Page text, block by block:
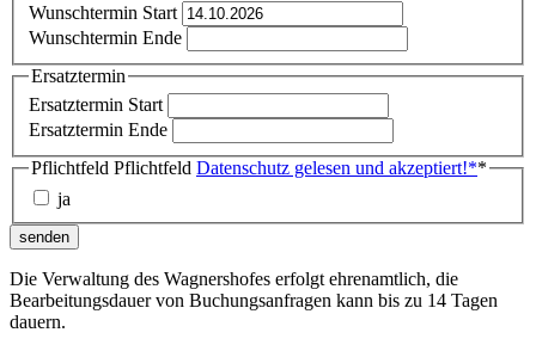
Wunschtermin Start
Wunschtermin Ende
Ersatztermin
Ersatztermin Start
Ersatztermin Ende
Pflichtfeld Pflichtfeld Datenschutz gelesen und akzeptiert!**
ja
senden
Die Verwaltung des Wagnershofes erfolgt ehrenamtlich, die
Bearbeitungsdauer von Buchungsanfragen kann bis zu 14 Tagen
dauern.